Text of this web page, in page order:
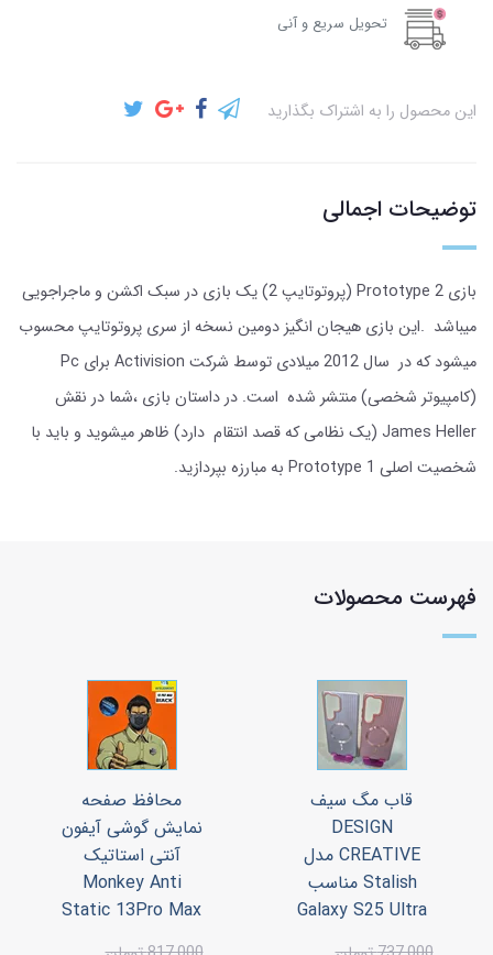
تحویل سریع و آنی
این محصول را به اشتراک بگذارید
توضیحات اجمالی
بازی Prototype 2 (پروتوتایپ 2) یک بازی در سبک اکشن و ماجراجویی
میباشد .این بازی هیجان انگیز دومین نسخه از سری پروتوتایپ محسوب
میشود که در سال 2012 میلادی توسط شرکت Activision برای Pc
(کامپیوتر شخصی) منتشر شده است. در داستان بازی ،شما در نقش
James Heller (یک نظامی که قصد انتقام دارد) ظاهر میشوید و باید با
شخصیت اصلی Prototype 1 به مبارزه بپردازید.
فهرست محصولات
قاب مگ سیف
DESIGN
CREATIVE مدل
Stalish مناسب
Galaxy S25 Ultra
محافظ صفحه
نمایش گوشی آیفون
آنتی استاتیک
Monkey Anti
Static 13Pro Max